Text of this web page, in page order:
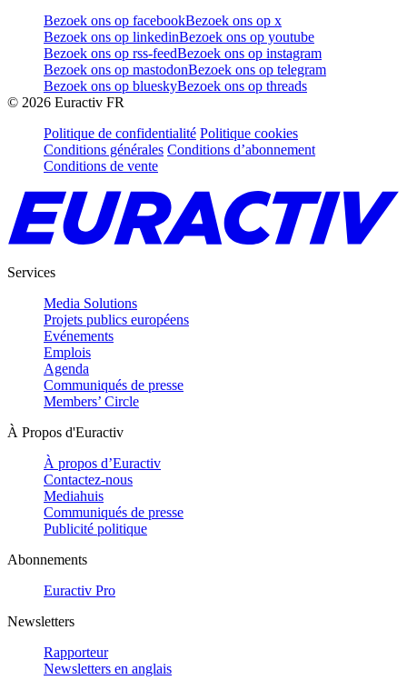
Bezoek ons op facebookBezoek ons op x
Bezoek ons op linkedinBezoek ons op youtube
Bezoek ons op rss-feedBezoek ons op instagram
Bezoek ons op mastodonBezoek ons op telegram
Bezoek ons op blueskyBezoek ons op threads
© 2026 Euractiv FR
Politique de confidentialité Politique cookies
Conditions générales Conditions d’abonnement
Conditions de vente
Services
Media Solutions
Projets publics européens
Evénements
Emplois
Agenda
Communiqués de presse
Members’ Circle
À Propos d'Euractiv
À propos d’Euractiv
Contactez-nous
Mediahuis
Communiqués de presse
Publicité politique
Abonnements
Euractiv Pro
Newsletters
Rapporteur
Newsletters en anglais